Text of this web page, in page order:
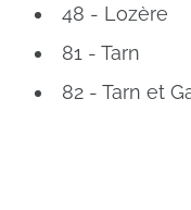
48 - Lozère
81 - Tarn
82 - Tarn et